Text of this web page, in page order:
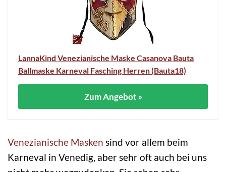
LannaKind Venezianische Maske Casanova Bauta
Ballmaske Karneval Fasching Herren (Bauta18)
Zum Angebot »
Venezianische Masken sind vor allem beim
Karneval in Venedig, aber sehr oft auch bei uns